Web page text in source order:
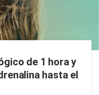
de 1 hora y
hasta el